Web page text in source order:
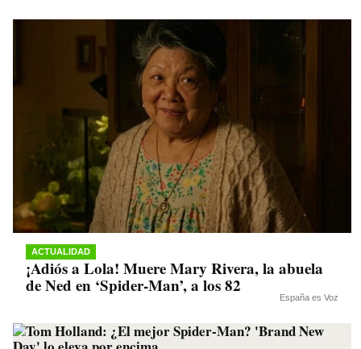
ACTUALIDAD
¡Adiós a Lola! Muere Mary Rivera, la abuela
de Ned en ‘Spider-Man’, a los 82
España es Voz